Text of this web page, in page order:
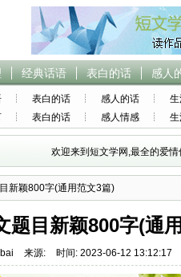
经典话语 表白的话 感人
表白的话 感人的话 生
表白的话 感人情感 生
欢迎来到短文学网,最全的爱
新颖800字(通用范文3篇)
题目新颖800字(通
来源: 时间: 2023-06-12 13:12:17